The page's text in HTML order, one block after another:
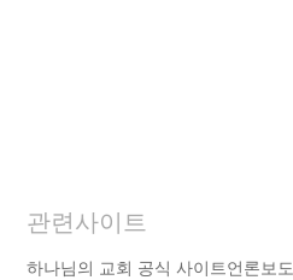
관련사이트
하나님의 교회 공식 사이트언론보도